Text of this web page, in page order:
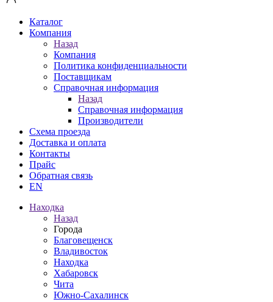
Каталог
Компания
Назад
Компания
Политика конфиденциальности
Поставщикам
Справочная информация
Назад
Справочная информация
Производители
Схема проезда
Доставка и оплата
Контакты
Прайс
Обратная связь
EN
Находка
Назад
Города
Благовещенск
Владивосток
Находка
Хабаровск
Чита
Южно-Сахалинск